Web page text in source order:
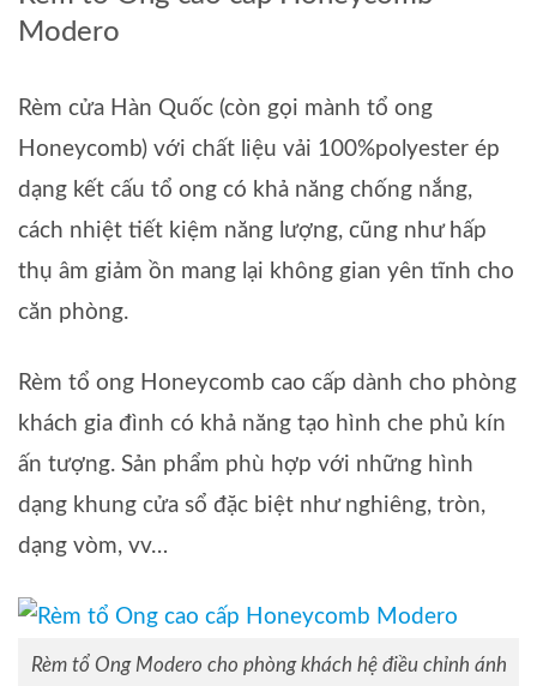
Modero
Rèm cửa Hàn Quốc (còn gọi mành tổ ong
Honeycomb) với chất liệu vải 100%polyester ép
dạng kết cấu tổ ong có khả năng chống nắng,
cách nhiệt tiết kiệm năng lượng, cũng như hấp
thụ âm giảm ồn mang lại không gian yên tĩnh cho
căn phòng.
Rèm tổ ong Honeycomb cao cấp dành cho phòng
khách gia đình có khả năng tạo hình che phủ kín
ấn tượng. Sản phẩm phù hợp với những hình
dạng khung cửa sổ đặc biệt như nghiêng, tròn,
dạng vòm, vv…
Rèm tổ Ong Modero cho phòng khách hệ điều chỉnh ánh